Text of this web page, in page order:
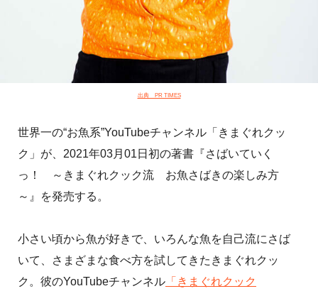
出典 PR TIMES
世界一の“お魚系”YouTubeチャンネル「きまぐれクッ
ク」が、2021年03月01日初の著書『さばいていく
っ！ ～きまぐれクック流 お魚さばきの楽しみ方
～』を発売する。
小さい頃から魚が好きで、いろんな魚を自己流にさば
いて、さまざまな食べ方を試してきたきまぐれクッ
ク。彼のYouTubeチャンネル 「きまぐれクック